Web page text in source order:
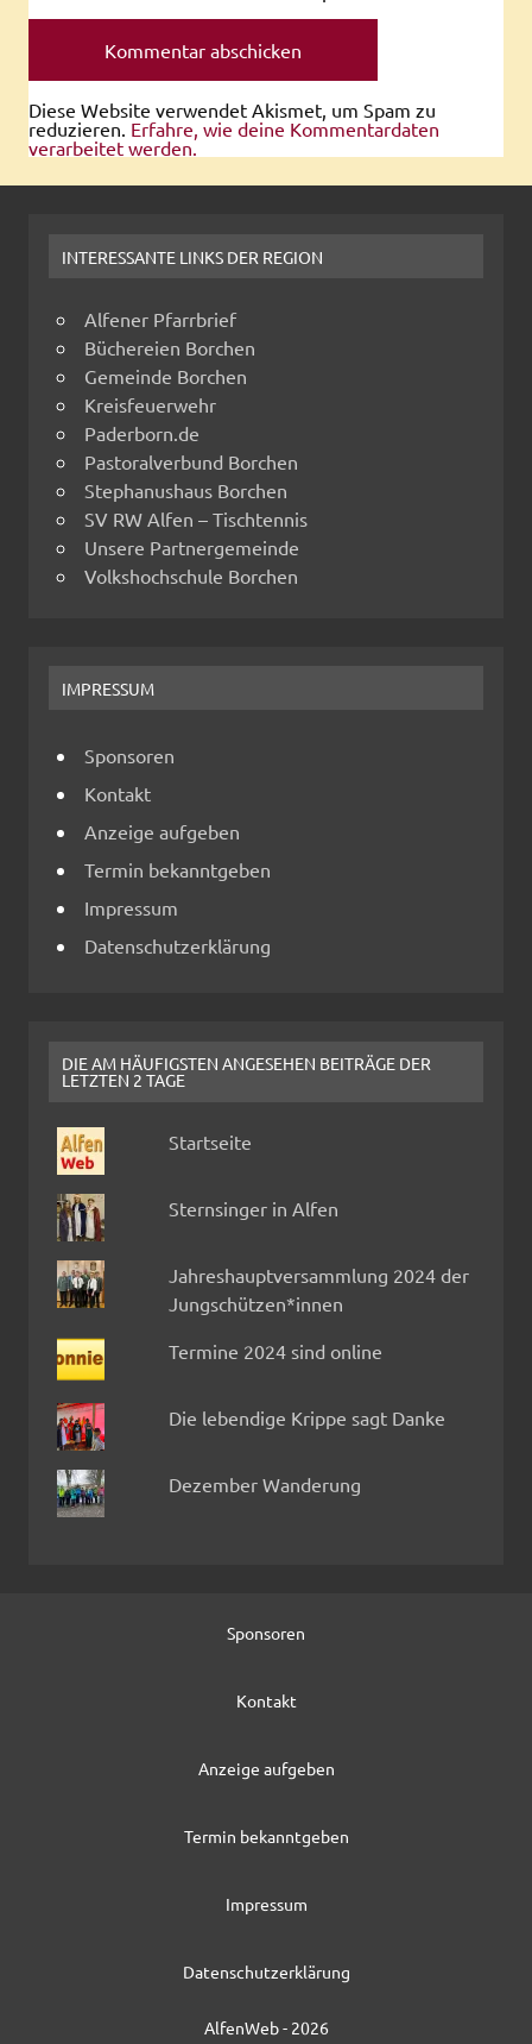
Diese Website verwendet Akismet, um Spam zu
reduzieren. Erfahre, wie deine Kommentardaten
verarbeitet werden.
INTERESSANTE LINKS DER REGION
Alfener Pfarrbrief
Büchereien Borchen
Gemeinde Borchen
Kreisfeuerwehr
Paderborn.de
Pastoralverbund Borchen
Stephanushaus Borchen
SV RW Alfen – Tischtennis
Unsere Partnergemeinde
Volkshochschule Borchen
IMPRESSUM
Sponsoren
Kontakt
Anzeige aufgeben
Termin bekanntgeben
Impressum
Datenschutzerklärung
DIE AM HÄUFIGSTEN ANGESEHEN BEITRÄGE DER
LETZTEN 2 TAGE
Startseite
Sternsinger in Alfen
Jahreshauptversammlung 2024 der
Jungschützen*innen
Termine 2024 sind online
Die lebendige Krippe sagt Danke
Dezember Wanderung
Sponsoren
Kontakt
Anzeige aufgeben
Termin bekanntgeben
Impressum
Datenschutzerklärung
AlfenWeb - 2026